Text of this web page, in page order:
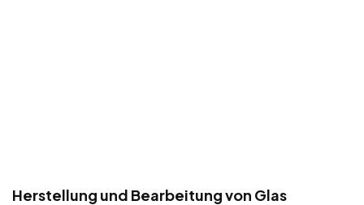
Herstellung und Bearbeitung von Glas